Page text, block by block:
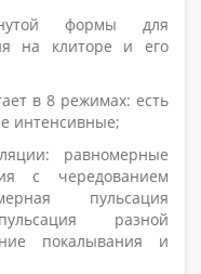
формы для
на клиторе и его
в 8 режимах: есть
интенсивные;
равномерные
с чередованием
пульсация
разной
покалывания и